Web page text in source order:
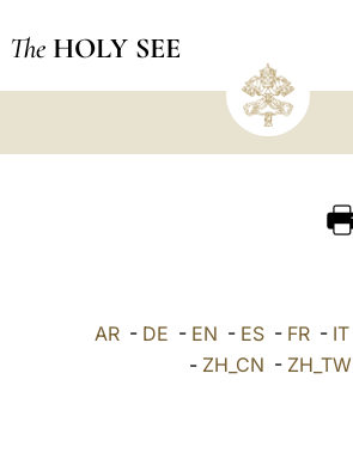
The HOLY SEE
AR - DE - EN - ES - FR - IT
- ZH_CN - ZH_TW